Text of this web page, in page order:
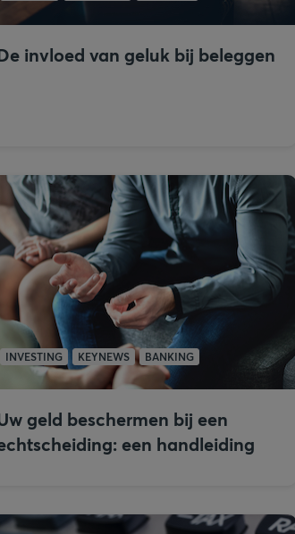
invloed van geluk bij beleggen
INVESTING KEYNEWS BANKING
geld beschermen bij een
een handleiding